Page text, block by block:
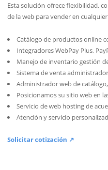
Esta solución ofrece flexibilidad,
de la web para vender en
Catálogo de productos online
Integradores WebPay Plus,
Manejo de inventario gestión
Sistema de venta
Administrador web de
Posicionamos su sitio web en
Servicio de web hosting de
Atención y servicio
Solicitar cotización ↗